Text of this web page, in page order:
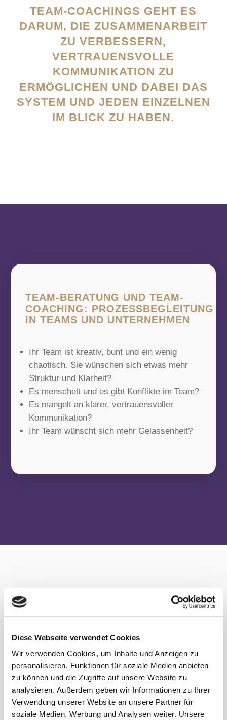
Diese Webseite verwendet Cookies
Wir verwenden Cookies, um Inhalte und Anzeigen zu
personalisieren, Funktionen für soziale Medien anbieten
zu können und die Zugriffe auf unsere Website zu
analysieren. Außerdem geben wir Informationen zu Ihrer
Verwendung unserer Website an unsere Partner für
soziale Medien, Werbung und Analysen weiter. Unsere
EAM-COACHINGS GEHT ES D
ARUM, DIE ZUSAMMENARBEIT Z
U VERBESSERN, V
ERTRAUENSVOLLE K
OMMUNIKATION ZU E
RMÖGLICHEN UND DABEI DAS S
YSTEM UND JEDEN EINZELNEN I
M BLICK ZU HABEN.
TEAM-BERATUNG UND TEAM-
COACHING: PROZESSBEGLEITUNG
IN TEAMS UND UNTERNEHMEN
Ihr Team ist kreativ, bunt und ein wenig
chaotisch. Sie wünschen sich etwas mehr
Struktur und Klarheit?
Es menschelt und es gibt Konflikte im Team?
Es mangelt an klarer, vertrauensvoller
Kommunikation?
Ihr Team wünscht sich mehr Gelassenheit?
Im Team-Coaching und der Beratung
biete ich an, mit dem Team an den
Themen zu arbeiten, die gerade unter
den Nägeln brennen. Gemeinsam
analysieren wir, was gut läuft und was
geändert werden sollte. Mit meinem Blick